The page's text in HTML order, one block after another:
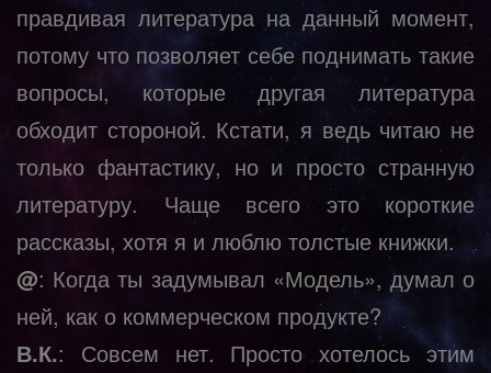
правдивая литература на данный момент,
потому что позволяет себе поднимать такие
вопросы, которые другая литература
обходит стороной. Кстати, я ведь читаю не
только фантастику, но и просто странную
литературу. Чаще всего это короткие
рассказы, хотя я и люблю толстые книжки.
@: Когда ты задумывал «Модель», думал о
ней, как о коммерческом продукте?
В.К.: Совсем нет. Просто хотелось этим